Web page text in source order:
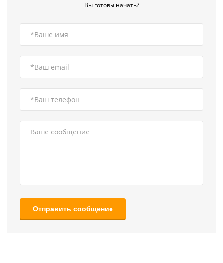
Вы готовы начать?
Отправить сообщение